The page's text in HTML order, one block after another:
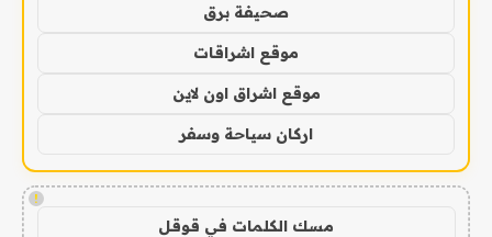
صحيفة برق
موقع اشراقات
موقع اشراق اون لاين
اركان سياحة وسفر
!
مسك الكلمات في قوقل